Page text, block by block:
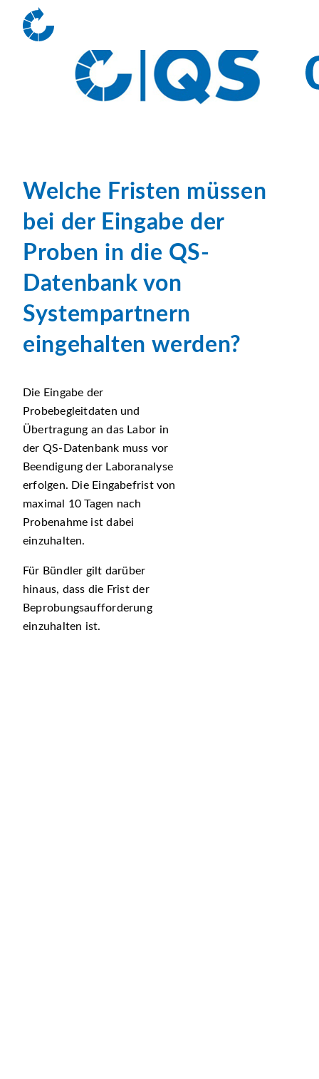
Welche Fristen müssen
bei der Eingabe der
Proben in die QS-
Datenbank von
Systempartnern
eingehalten werden?
Die Eingabe der
Probebegleitdaten und
Übertragung an das Labor in
der QS-Datenbank muss vor
Beendigung der Laboranalyse
erfolgen. Die Eingabefrist von
maximal 10 Tagen nach
Probenahme ist dabei
einzuhalten.
Für Bündler gilt darüber
hinaus, dass die Frist der
Beprobungsaufforderung
einzuhalten ist.